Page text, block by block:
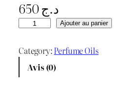
د.ج650
a
t
Ajouter au panier
Category:Perfume Oils
Avis (0)